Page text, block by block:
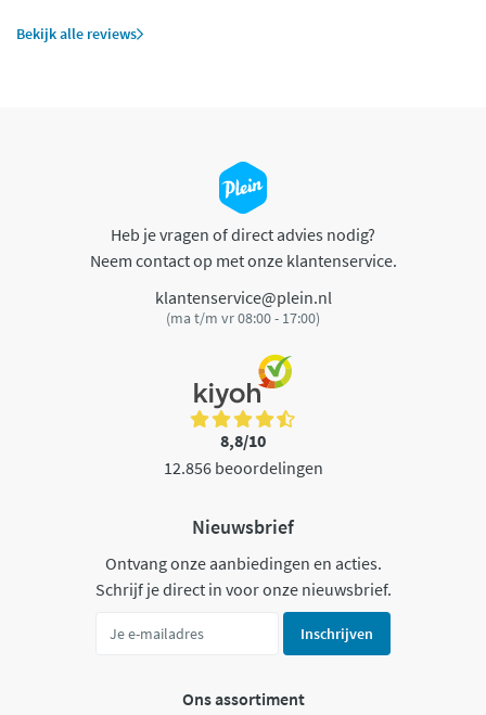
Bekijk alle reviews
Heb je vragen of direct advies nodig?
Neem contact op met onze klantenservice.
klantenservice@plein.nl
(ma t/m vr 08:00 - 17:00)
8,8/10
12.856 beoordelingen
Nieuwsbrief
Ontvang onze aanbiedingen en acties.
Schrijf je direct in voor onze nieuwsbrief.
Inschrijven
Ons assortiment